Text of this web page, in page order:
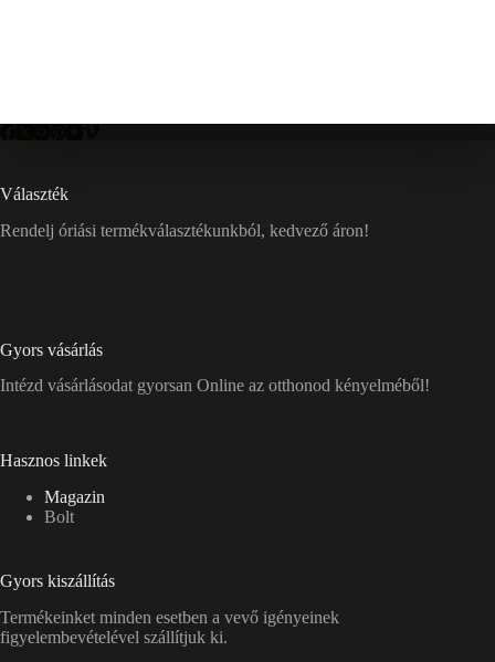
Választék
Rendelj óriási termékválasztékunkból, kedvező áron!
Gyors vásárlás
Intézd vásárlásodat gyorsan Online az otthonod kényelméből!
Hasznos linkek
Magazin
Bolt
Gyors kiszállítás
Termékeinket minden esetben a vevő igényeinek
figyelembevételével szállítjuk ki.